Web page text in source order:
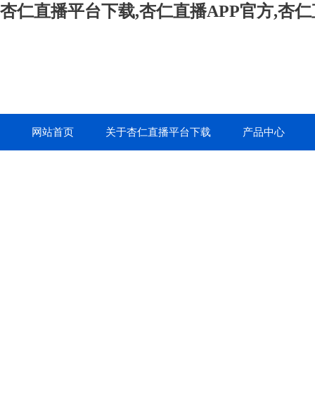
杏仁直播平台下载,杏仁直播APP官方,杏
网站首页 关于杏仁直播平台下载 产品中心